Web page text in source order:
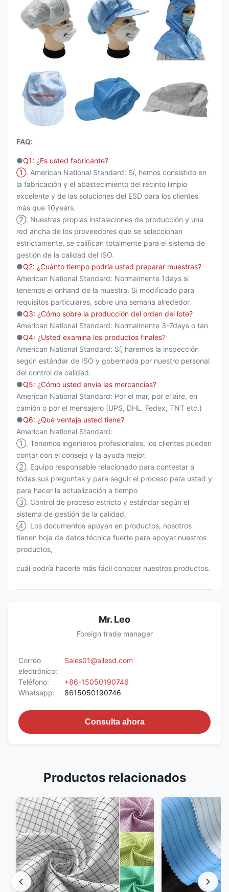
FAQ:
●Q1: ¿Es usted fabricante?
①. American National Standard: Sí, hemos consistido en
la fabricación y el abastecimiento del recinto limpio
excelente y de las soluciones del ESD para los clientes
más que 10years.
②. Nuestras propias instalaciones de producción y una
red ancha de los proveedores que se seleccionan
estrictamente, se califican totalmente para el sistema de
gestión de la calidad del ISO.
●Q2: ¿Cuánto tiempo podría usted preparar muestras?
American National Standard: Normalmente 1days si
tenemos el onhand de la muestra. Si modificado para
requisitos particulares, sobre una semana alrededor.
●Q3: ¿Cómo sobre la producción del orden del lote?
American National Standard: Normalmente 3-7days o tan
●Q4: ¿Usted examina los productos finales?
American National Standard: Sí, haremos la inspección
según estándar de ISO y gobernada por nuestro personal
del control de calidad.
●Q5: ¿Cómo usted envía las mercancías?
American National Standard: Por el mar, por el aire, en
camión o por el mensajero (UPS, DHL, Fedex, TNT etc.)
●Q6: ¿Qué ventaja usted tiene?
American National Standard:
①. Tenemos ingenieros profesionales, los clientes pueden
contar con el consejo y la ayuda mejor.
②. Equipo responsable relacionado para contestar a
todas sus preguntas y para seguir el proceso para usted y
para hacer la actualización a tiempo
③. Control de proceso estricto y estándar según el
sistema de gestión de la calidad.
④. Los documentos apoyan en productos, nosotros
tienen hoja de datos técnica fuerte para apoyar nuestros
productos,
cuál podría hacerle más fácil conocer nuestros productos.
Mr. Leo
Foreign trade manager
Correo
electrónico:
Sales01@allesd.com
Teléfono:
+86-15050190746
Whatsapp:
8615050190746
Consulta ahora
Productos relacionados